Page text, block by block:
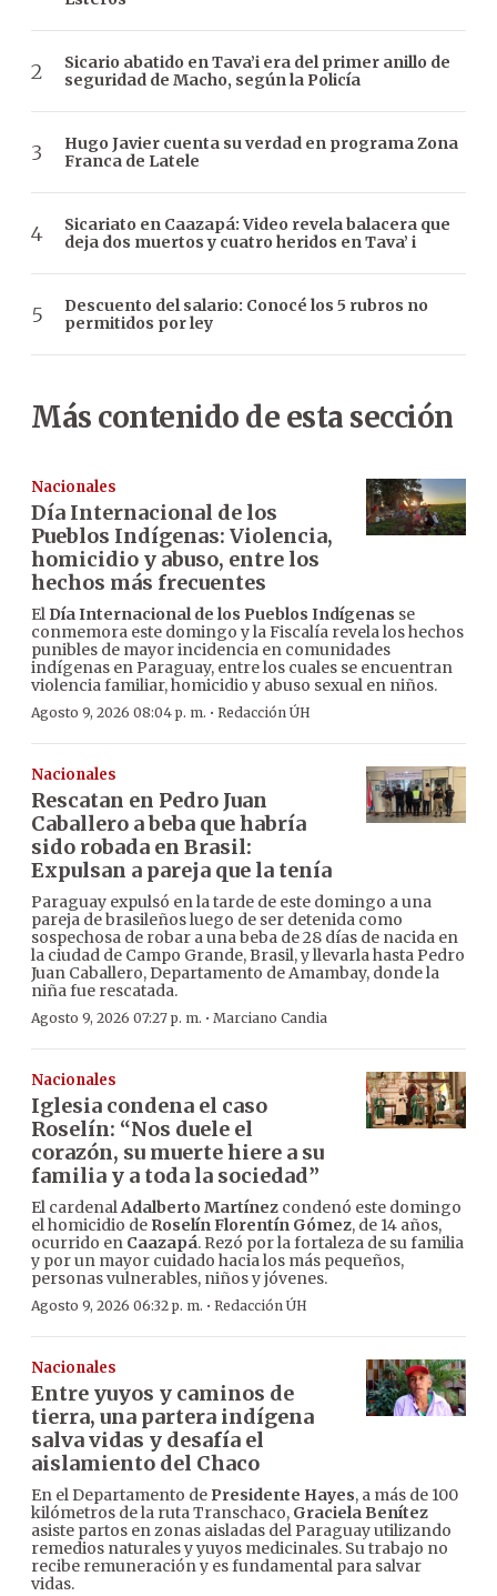
Sicario abatido en Tava’i era del primer anillo de
seguridad de Macho, según la Policía
Hugo Javier cuenta su verdad en programa Zona
Franca de Latele
Sicariato en Caazapá: Video revela balacera que
deja dos muertos y cuatro heridos en Tava’ i
Descuento del salario: Conocé los 5 rubros no
permitidos por ley
Más contenido de esta sección
Nacionales
Día Internacional de los
Pueblos Indígenas: Violencia,
homicidio y abuso, entre los
hechos más frecuentes
El Día Internacional de los Pueblos Indígenas se
conmemora este domingo y la Fiscalía revela los hechos
punibles de mayor incidencia en comunidades
indígenas en Paraguay, entre los cuales se encuentran
violencia familiar, homicidio y abuso sexual en niños.
Agosto 9, 2026 08:04 p. m. · Redacción ÚH
Nacionales
Rescatan en Pedro Juan
Caballero a beba que habría
sido robada en Brasil:
Expulsan a pareja que la tenía
Paraguay expulsó en la tarde de este domingo a una
pareja de brasileños luego de ser detenida como
sospechosa de robar a una beba de 28 días de nacida en
la ciudad de Campo Grande, Brasil, y llevarla hasta Pedro
Juan Caballero, Departamento de Amambay, donde la
niña fue rescatada.
Agosto 9, 2026 07:27 p. m. · Marciano Candia
Nacionales
Iglesia condena el caso
Roselín: “Nos duele el
corazón, su muerte hiere a su
familia y a toda la sociedad”
El cardenalAdalberto Martínez condenó este domingo
el homicidio de Roselín Florentín Gómez, de 14 años,
ocurrido en Caazapá. Rezó por la fortaleza de su familia
y por un mayor cuidado hacia los más pequeños,
personas vulnerables, niños y jóvenes.
Agosto 9, 2026 06:32 p. m. · Redacción ÚH
Nacionales
Entre yuyos y caminos de
tierra, una partera indígena
salva vidas y desafía el
aislamiento del Chaco
En el Departamento de Presidente Hayes, a más de 100
kilómetros de la ruta Transchaco, Graciela Benítez
asiste partos en zonas aisladas del Paraguay utilizando
remedios naturales y yuyos medicinales. Su trabajo no
recibe remuneración y es fundamental para salvar
vidas.